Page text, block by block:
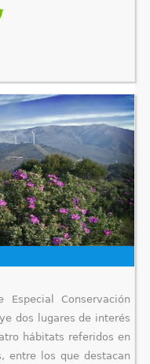
Especial Conservación
dos lugares de interés
hábitats referidos en
entre los que destacan